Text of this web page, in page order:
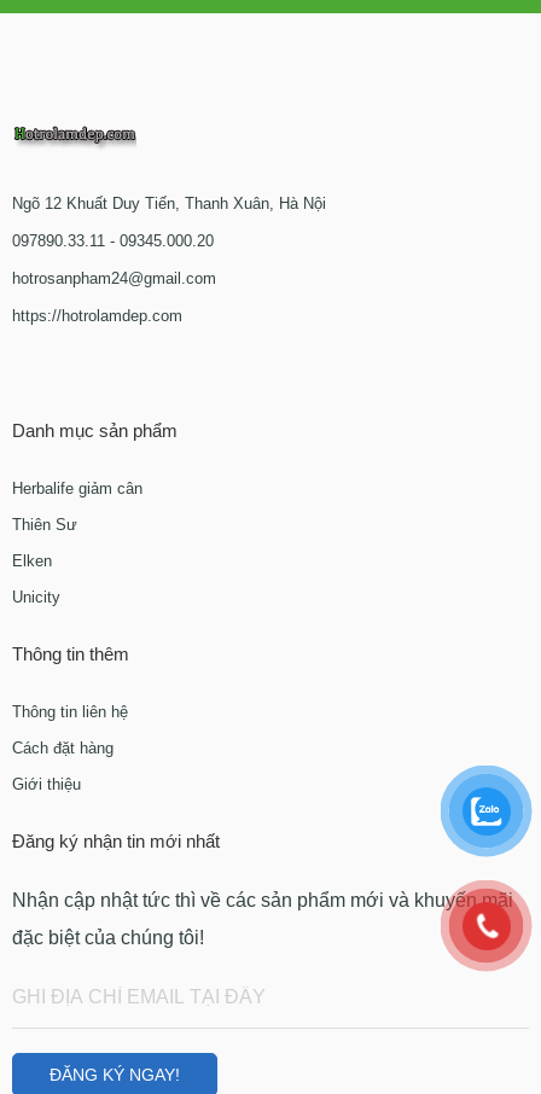
Ngõ 12 Khuất Duy Tiến, Thanh Xuân, Hà Nội
097890.33.11 - 09345.000.20
hotrosanpham24@gmail.com
https://hotrolamdep.com
Danh mục sản phẩm
Herbalife giảm cân
Thiên Sư
Elken
Unicity
Thông tin thêm
Thông tin liên hệ
Cách đặt hàng
Giới thiệu
Đăng ký nhận tin mới nhất
Nhận cập nhật tức thì về các sản phẩm mới và khuyến mãi
đặc biệt của chúng tôi!